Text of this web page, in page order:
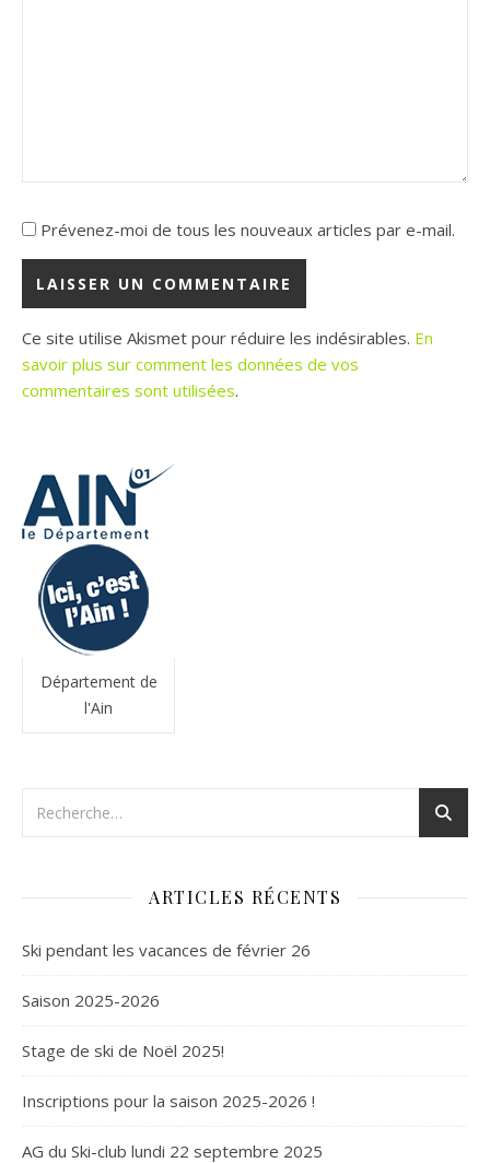
Prévenez-moi de tous les nouveaux articles par e-mail.
Ce site utilise Akismet pour réduire les indésirables. En
savoir plus sur comment les données de vos
commentaires sont utilisées.
Département de
l'Ain
ARTICLES RÉCENTS
Ski pendant les vacances de février 26
Saison 2025-2026
Stage de ski de Noël 2025!
Inscriptions pour la saison 2025-2026 !
AG du Ski-club lundi 22 septembre 2025